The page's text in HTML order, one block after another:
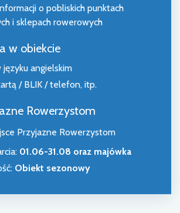
o pobliskich punktach
i sklepach rowerowych
w obiekcie
języku angielskim
/ BLIK / telefon, itp.
Rowerzystom
Przyjazne Rowerzystom
: 01.06-31.08 oraz majówka
: Obiekt sezonowy